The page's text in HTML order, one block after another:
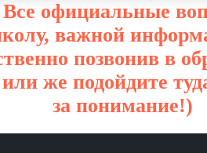
официальные
важной
позвонив в
же подойдите
за понимание!)